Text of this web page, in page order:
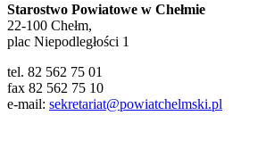
Starostwo Powiatowe w Chełmie
22-100 Chełm,
plac Niepodległości 1
tel. 82 562 75 01
fax 82 562 75 10
e-mail: sekretariat@powiatchelmski.pl